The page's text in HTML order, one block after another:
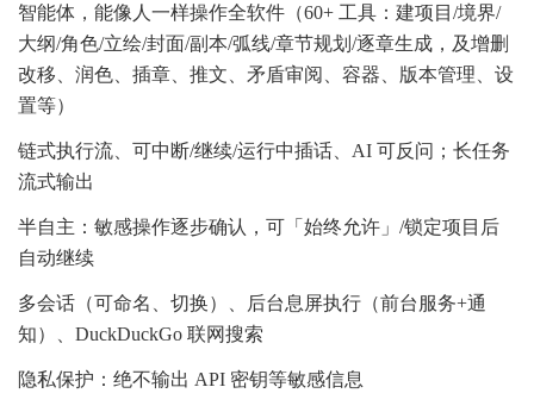
智能体，能像人一样操作全软件（60+ 工具：建项目/境界/
大纲/角色/立绘/封面/副本/弧线/章节规划/逐章生成，及增删
改移、润色、插章、推文、矛盾审阅、容器、版本管理、设
置等）
链式执行流、可中断/继续/运行中插话、AI 可反问；长任务
流式输出
半自主：敏感操作逐步确认，可「始终允许」/锁定项目后
自动继续
多会话（可命名、切换）、后台息屏执行（前台服务+通
知）、DuckDuckGo 联网搜索
隐私保护：绝不输出 API 密钥等敏感信息